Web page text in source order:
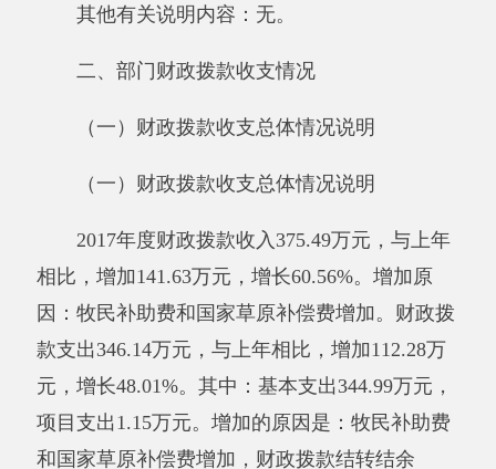
万元。与上年相比，增加112.28万元，增长
48.01%。增加的原因是：牧民补助费和国家草原
会保障和就业支出18.43万元，农林水支出325.56
资福利支出143.45万元，商品和服务支出188.49
与预算相比情况。
2017年初财政拨款预算支出为188.06万元，
决算比预算支出数增加158.08万元，增加的原因
是：企业缴纳牧民补助费和国家草原补偿费比去
年增加。
其他有关说明内容：无 。